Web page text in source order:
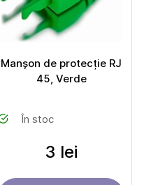
Manșon de protecție RJ
45, Verde
În stoc
3 lei